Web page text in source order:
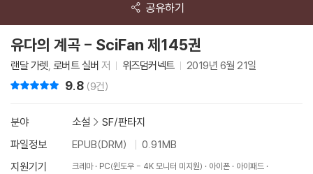
공유하기
유다의 계곡 - SciFan 제145권
랜달 가렛 로버트 실버 저 위즈덤커넥트 2019년 6월 21일
9.8 (9건)
분야 소설 > SF/판타지
파일정보
EPUB(DRM)
0.91MB
지원기기
크레마 PC(윈도우 - 4K 모니터 미지원) 아이폰
아이패드